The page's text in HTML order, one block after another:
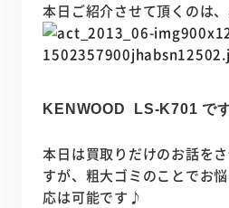
本日ご紹介させて頂くのは、
KENWOOD LS-K701 です
本日は買取りだけのお話を
すが、粗大ゴミのことでお
応は可能です♪